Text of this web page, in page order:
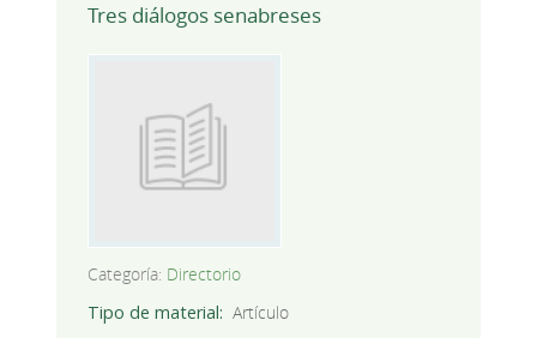
Tres diálogos senabreses
Categoría: Directorio
Tipo de material
Artículo